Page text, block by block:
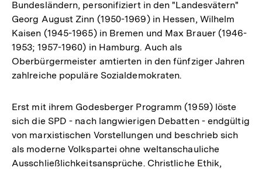
Bundesländern, personifiziert in den "Landesvätern"
Georg August Zinn (1950-1969) in Hessen, Wilhelm
Kaisen (1945-1965) in Bremen und Max Brauer (1946-
1953; 1957-1960) in Hamburg. Auch als
Oberbürgermeister amtierten in den fünfziger Jahren
zahlreiche populäre Sozialdemokraten.
Erst mit ihrem Godesberger Programm (1959) löste
sich die SPD - nach langwierigen Debatten - endgültig
von marxistischen Vorstellungen und beschrieb sich
als moderne Volkspartei ohne weltanschauliche
Ausschließlichkeitsansprüche. Christliche Ethik,